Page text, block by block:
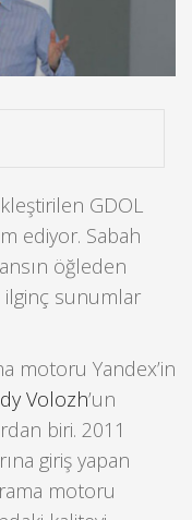
GDOL
ediyor. Sabah
öğleden
sunumlar
motoru Yandex’in
Volozh’un
biri. 2011
giriş yapan
motoru